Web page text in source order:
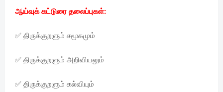
ஆய்வுக் கட்டுரை தலைப்புகள்:
✅ திருக்குறளும் சமூகமும்
✅ திருக்குறளும் அறிவியலும்
✅ திருக்குறளும் கல்வியும்